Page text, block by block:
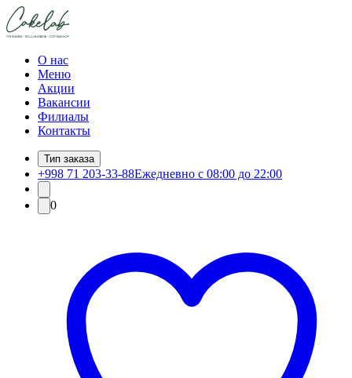
О нас
Меню
Акции
Вакансии
Филиалы
Контакты
Тип заказа
+998 71 203-33-88Ежедневно с 08:00 до 22:00
0